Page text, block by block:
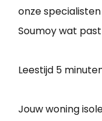
onze
Soumoy wat
Leestijd 5
Jouw woning